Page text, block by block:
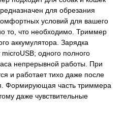
для обрезания
условий для вашего
то, что необходимо. Триммер
аккумулятора. Зарядка
одного полного
непрерывной работы. При
и работает тихо даже после
Формирующая часть триммера
даже чувствительные